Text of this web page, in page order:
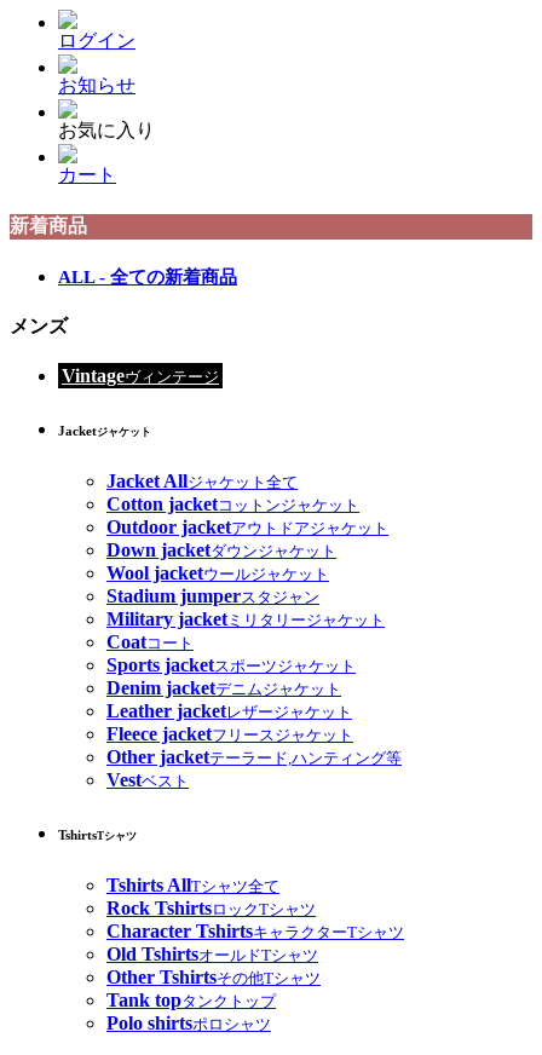
ログイン
お知らせ
お気に入り
カート
新着商品
ALL - 全ての新着商品
メンズ
Vintageヴィンテージ
Jacketジャケット
Jacket Allジャケット全て
Cotton jacketコットンジャケット
Outdoor jacketアウトドアジャケット
Down jacketダウンジャケット
Wool jacketウールジャケット
Stadium jumperスタジャン
Military jacketミリタリージャケット
Coatコート
Sports jacketスポーツジャケット
Denim jacketデニムジャケット
Leather jacketレザージャケット
Fleece jacketフリースジャケット
Other jacketテーラード,ハンティング等
Vestベスト
TshirtsTシャツ
Tshirts AllTシャツ全て
Rock TshirtsロックTシャツ
Character TshirtsキャラクターTシャツ
Old TshirtsオールドTシャツ
Other Tshirtsその他Tシャツ
Tank topタンクトップ
Polo shirtsポロシャツ